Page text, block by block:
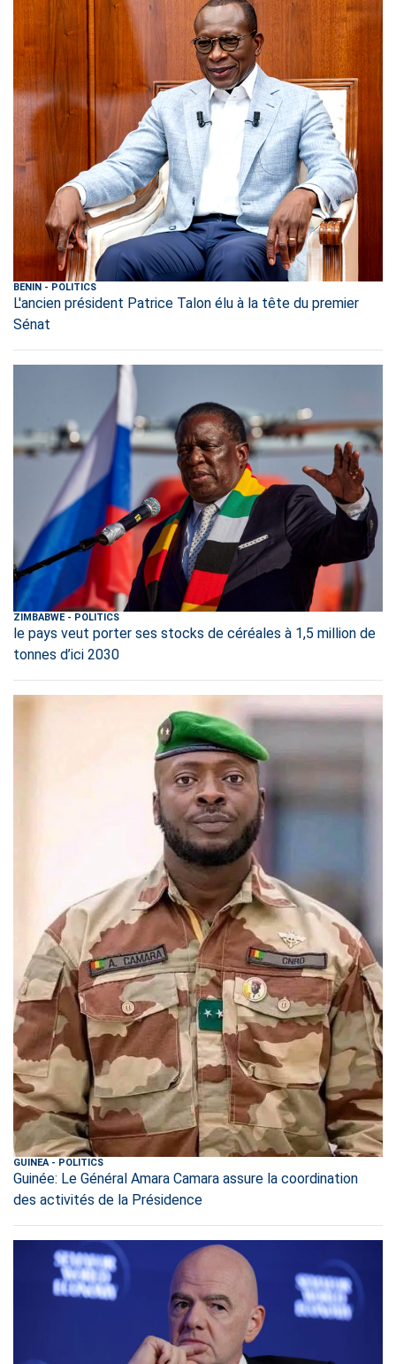
BENIN - POLITICS
L'ancien président Patrice Talon élu à la tête du premier
Sénat
ZIMBABWE- POLITICS
le pays veut porter ses stocks de céréales à 1,5 million de
tonnes d’ici 2030
GUINEA- POLITICS
Guinée: Le Général Amara Camara assure la coordination
des activités de la Présidence